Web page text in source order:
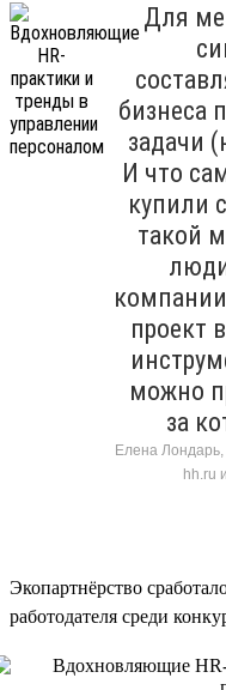
Для
бизнеса
задачи
И что
купили
такой
проект
можно
за
Елена Лондарь,
hh.ru
Экопартнёрство
работодателя среди